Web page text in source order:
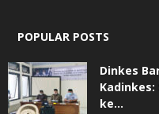
POPULAR POSTS
Dinkes
Kadinkes:
ke...